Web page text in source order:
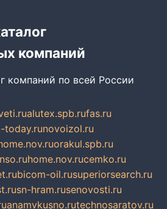
компаний
компаний по всей России
alutex.spb.rufas.ru
today.runovoizol.ru
orakul.spb.ru
home.nov.rucemko.ru
bicom-oil.rusuperiorsearch.ru
sn-hram.rusenovosti.ru
anamvkusno.rutechnosaratov.ru